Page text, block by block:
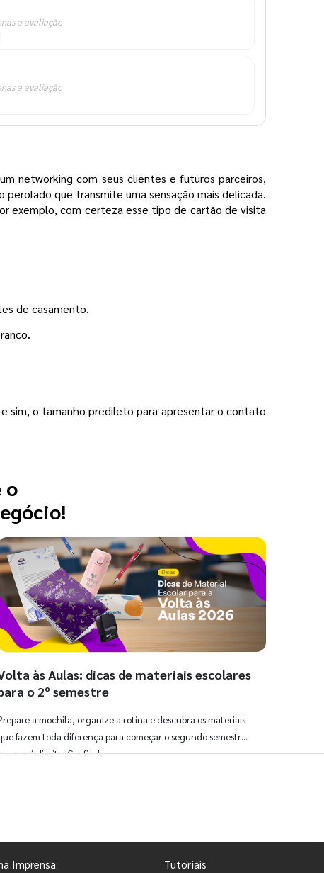
a avaliação
a avaliação
networking com seus clientes e futuros parceiros,
que transmite uma sensação mais delicada.
exemplo, com certeza esse tipo de cartão de visita
de casamento.
sim, o tamanho predileto para apresentar o contato
o
às Aulas: dicas de materiais escolares
o 2º semestre
a mochila, organize a rotina e descubra os materiais
fazem toda diferença para começar o segundo semestre
o pé direito. Confira!
Imprensa Tutoriais